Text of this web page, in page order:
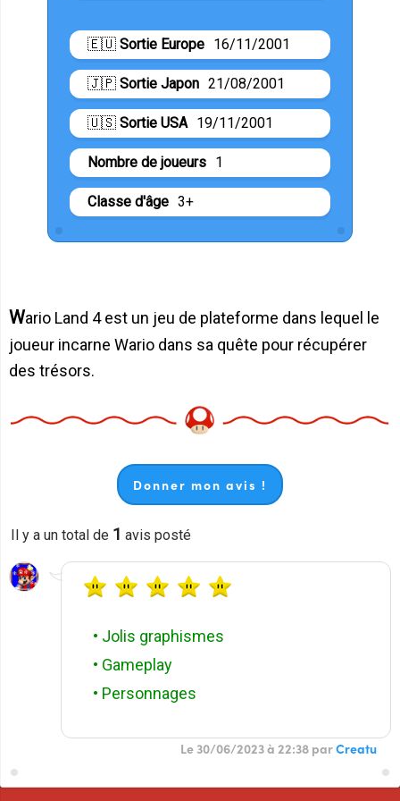
🇪🇺 Sortie Europe 16/11/2001
🇯🇵 Sortie Japon 21/08/2001
🇺🇸 Sortie USA 19/11/2001
Nombre de joueurs 1
Classe d'âge 3+
Wario Land 4 est un jeu de plateforme dans lequel le
joueur incarne Wario dans sa quête pour récupérer
des trésors.
Donner mon avis !
Il y a un total de 1 avis posté
• Jolis graphismes
• Gameplay
• Personnages
Le 30/06/2023 à 22:38 parCreatu